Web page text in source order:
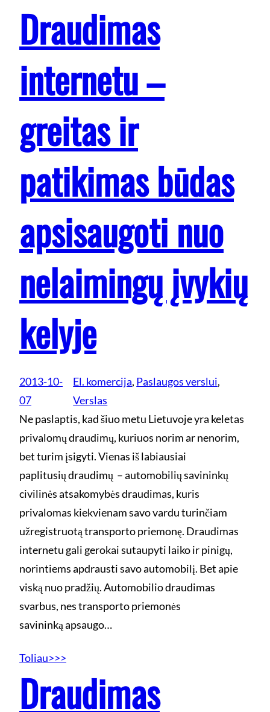
Draudimas
internetu –
greitas ir
patikimas būdas
apsisaugoti nuo
nelaimingų įvykių
kelyje
2013-10-
07
El. komercija, Paslaugos verslui
Verslas
Ne paslaptis, kad šiuo metu Lietuvoje yra keletas
privalomų draudimų, kuriuos norim ar nenorim,
bet turim įsigyti. Vienas iš labiausiai
paplitusių draudimų – automobilių savininkų
civilinės atsakomybės draudimas, kuris
privalomas kiekvienam savo vardu turinčiam
užregistruotą transporto priemonę. Draudimas
internetu gali gerokai sutaupyti laiko ir pinigų,
norintiems apdrausti savo automobilį. Bet apie
viską nuo pradžių. Automobilio draudimas
svarbus, nes transporto priemonės
savininką apsaugo…
Toliau>>>
Draudimas